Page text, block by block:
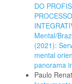
DO
Mental/
(2021):
mental
panorama
Paulo